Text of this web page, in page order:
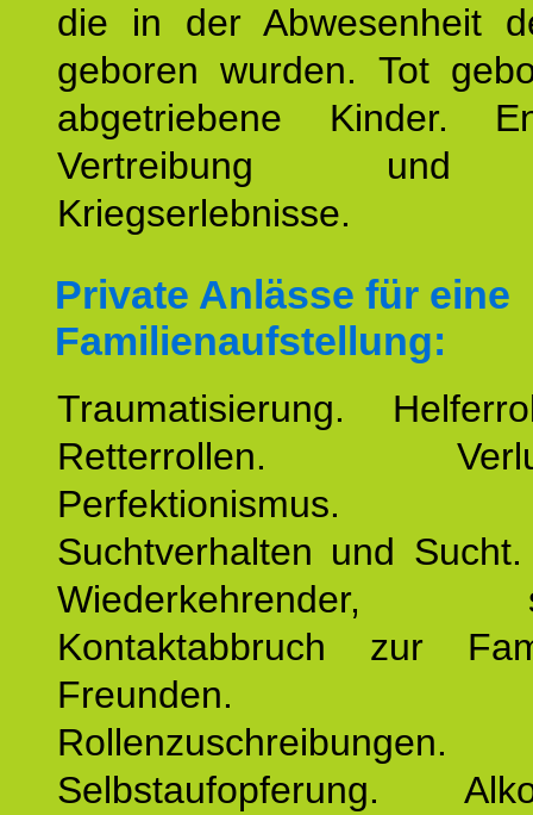
die in der Abwesenheit
geboren wurden. Tot
abgetriebene Kinder.
Vertreibung und
Kriegserlebnisse.
Private Anlässe für eine
Familienaufstellung:
Traumatisierung.
Retterrollen.
Perfektionismus.
Suchtverhalten und
Wiederkehrender,
Kontaktabbruch zur
Freunden.
Rollenzuschreibungen.
Selbstaufopferung.